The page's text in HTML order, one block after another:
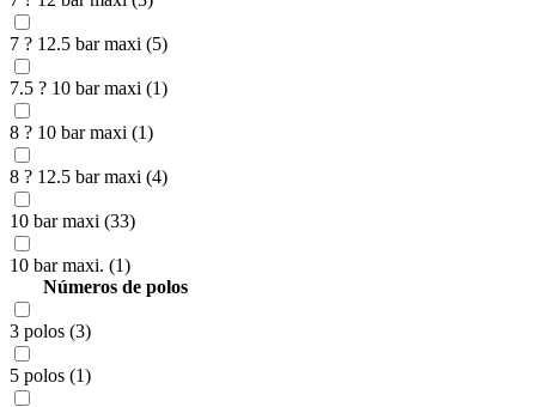
7 ? 12.5 bar maxi (5)
7.5 ? 10 bar maxi (1)
8 ? 10 bar maxi (1)
8 ? 12.5 bar maxi (4)
10 bar maxi (33)
10 bar maxi. (1)
Números de polos
3 polos (3)
5 polos (1)